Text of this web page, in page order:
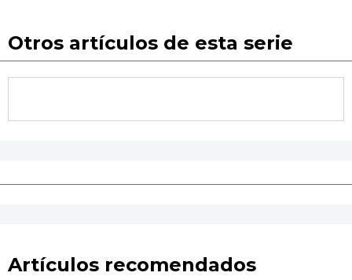
Otros artículos de esta serie
Artículos recomendados